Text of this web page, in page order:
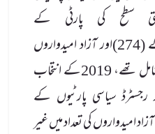
(45)ریاستی سطح کی پارٹی کے
چوبیس(24)رجسٹرڈ پارٹیوں کے (274)اور آزاد امیدواروں
میں سے ایک سو انہتر (169)شامل تھے، 2019کے انتخاب
رجسٹرڈ سیاسی پارٹیوں کے
امیدواروں کی تعداد میں غیر